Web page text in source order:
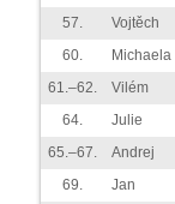
57.
Vojtěch
60.
Michaela
61.–62.
Vilém
64.
Julie
65.–67.
Andrej
69.
Jan